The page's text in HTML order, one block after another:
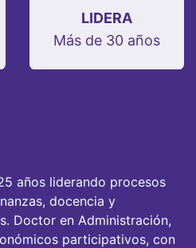
LIDERA
Más de 30 años
años liderando procesos
docencia y
Doctor en Administración,
participativos, con